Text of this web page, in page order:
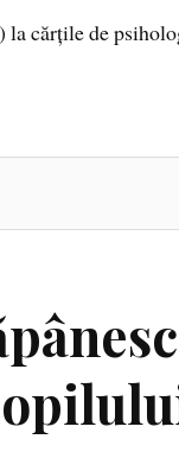
cărțile de